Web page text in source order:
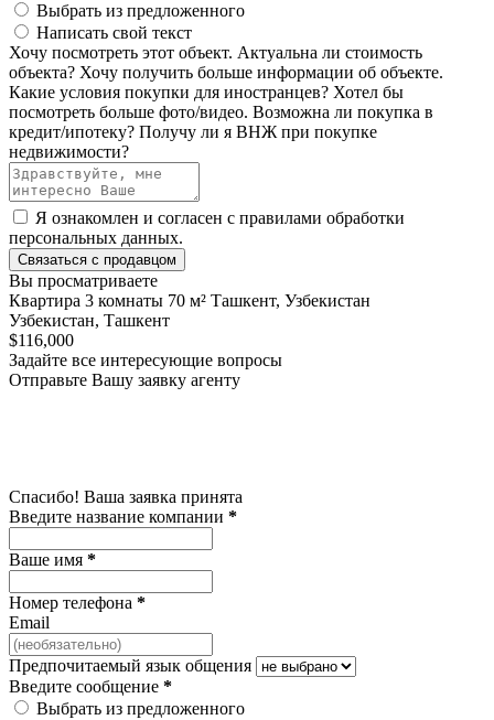
Выбрать из предложенного
Написать свой текст
Хочу посмотреть этот объект. Актуальна ли стоимость
объекта? Хочу получить больше информации об объекте.
Какие условия покупки для иностранцев? Хотел бы
посмотреть больше фото/видео. Возможна ли покупка в
кредит/ипотеку? Получу ли я ВНЖ при покупке
недвижимости?
Я ознакомлен и согласен с правилами обработки
персональных данных.
Связаться с продавцом
Вы просматриваете
Квартира 3 комнаты 70 м² Ташкент, Узбекистан
Узбекистан, Ташкент
$116,000
Задайте все интересующие вопросы
Отправьте Вашу заявку агенту
Спасибо! Ваша заявка принята
Введите название компании *
Ваше имя *
Номер телефона *
Email
Предпочитаемый язык общения
Введите сообщение *
Выбрать из предложенного